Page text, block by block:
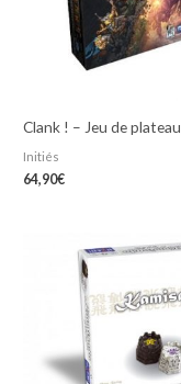
Clank ! – Jeu de plateau
Initiés
64,90€